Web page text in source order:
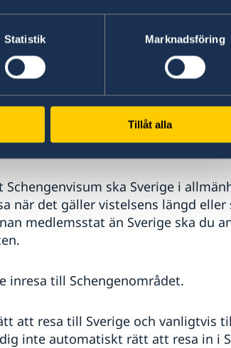
Statistik Marknadsföring
Tillåt alla
Schengensamarbetet
också kan resa till de andra
i alla Schengenländer. I vissa fall
land som utfärdat det.
ska Sverige i
när det gäller vistelsens längd eller
medlemsstat än Sverige ska du
inresa till Schengenområdet.
att resa till Sverige och vanligtvis
inte automatiskt rätt att resa in i